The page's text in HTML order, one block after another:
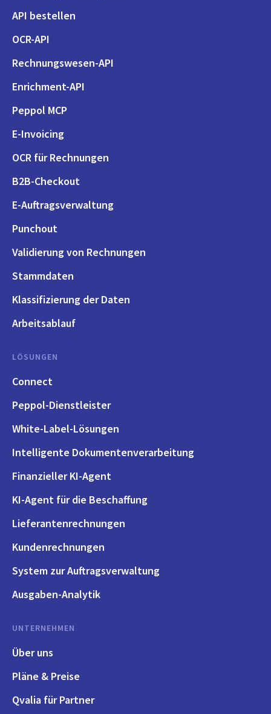
API bestellen
OCR-API
Rechnungswesen-API
Enrichment-API
Peppol MCP
E-Invoicing
OCR für Rechnungen
B2B-Checkout
E-Auftragsverwaltung
Punchout
Validierung von Rechnungen
Stammdaten
Klassifizierung der Daten
Arbeitsablauf
LÖSUNGEN
Connect
Peppol-Dienstleister
White-Label-Lösungen
Intelligente Dokumentenverarbeitung
Finanzieller KI-Agent
KI-Agent für die Beschaffung
Lieferantenrechnungen
Kundenrechnungen
System zur Auftragsverwaltung
Ausgaben-Analytik
UNTERNEHMEN
Über uns
Pläne & Preise
Qvalia für Partner